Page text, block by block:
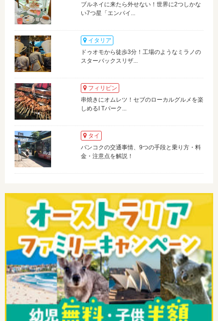
ブルネイに来たら外せない！世界に2つしかな
い7つ星「エンパイ...
イタリア
ドゥオモから徒歩3分！工場のようなミラノの
スターバックスリザ...
フィリピン
串焼きにオムレツ！セブのローカルグルメを楽
しめるI Tパーク...
タイ
バンコクの交通事情、9つの手段と乗り方・料
金・注意点を解説！